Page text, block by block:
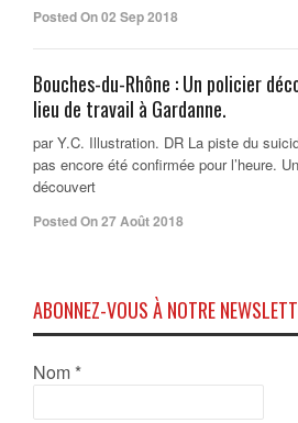
Posted On 02 Sep 2018
Bouches-du-Rhône : Un policier
lieu de travail à Gardanne.
par Y.C. Illustration. DR La piste du
pas encore été confirmée pour l’heure.
découvert
Posted On 27 Août 2018
ABONNEZ-VOUS À NOTRE
Nom *